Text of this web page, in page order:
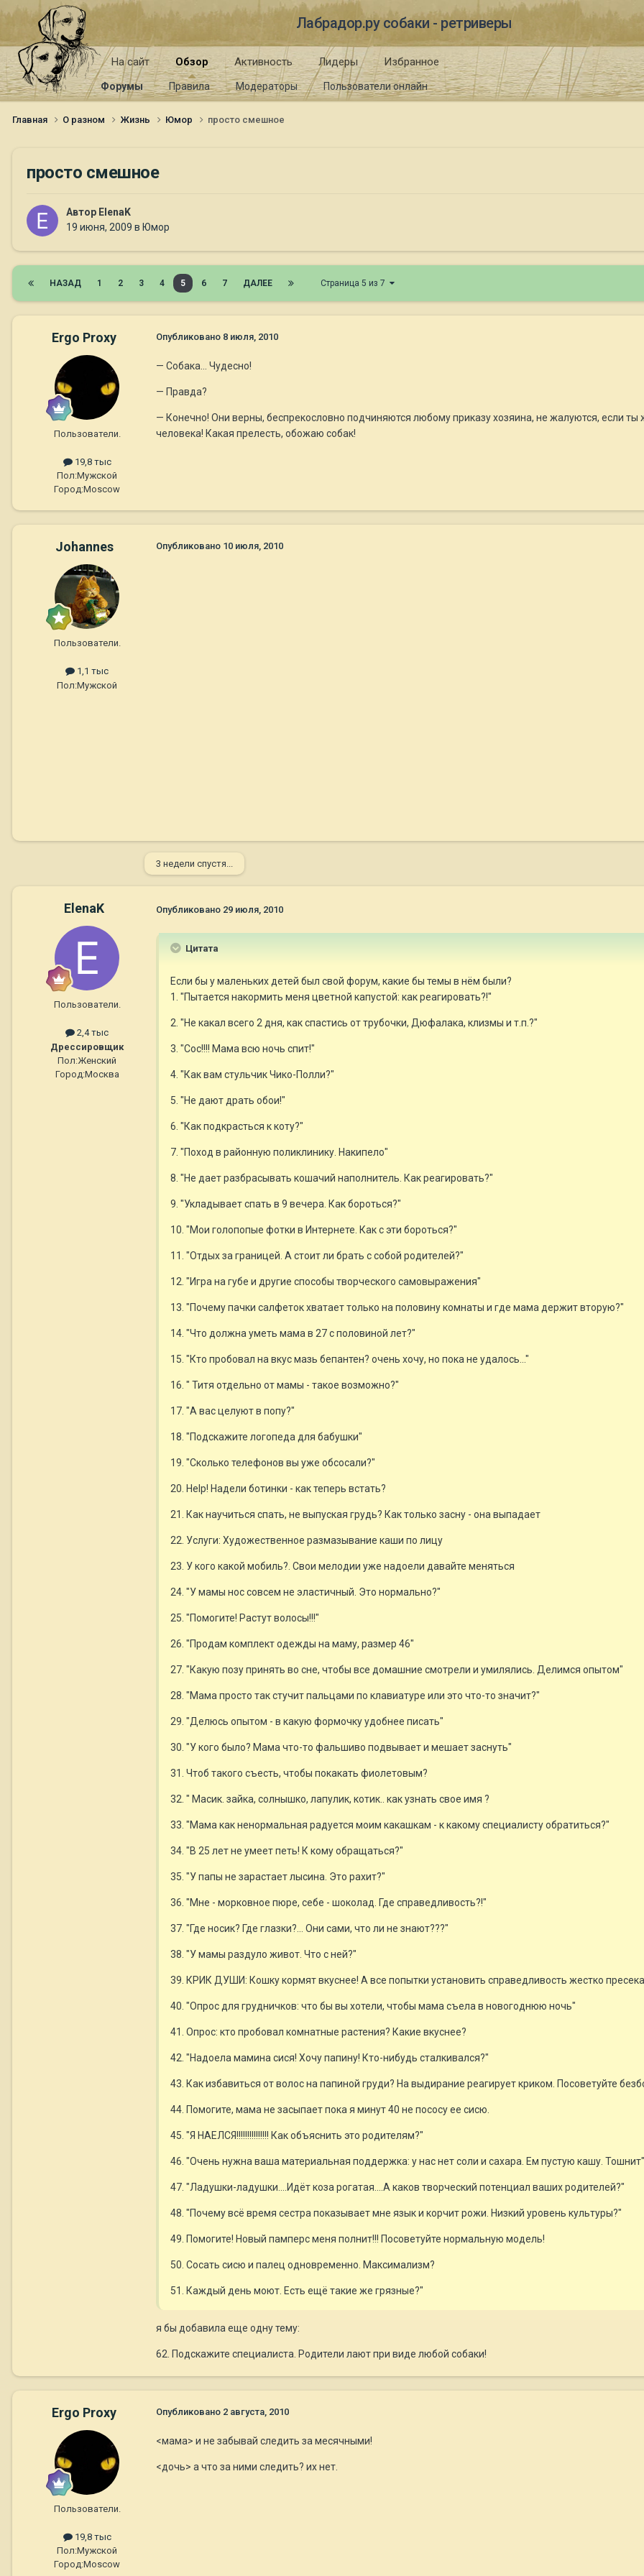
Лабрадор.ру собаки - ретриверы
На сайт Обзор
Форумы Правила Модераторы Пользователи онлайн
Активность Лидеры Избранное
Главная О разном Жизнь Юмор просто смешное
просто смешное
Автор ElenaK
19 июня, 2009 в Юмор
НАЗАД 1 2 3 4 5 6 7 ДАЛЕЕ Страница 5 из 7
Ergo Proxy
Пользователи.
19,8 тыс
Пол:Мужской
Город:Moscow
Опубликовано 8 июля, 2010
— Собака… Чудесно!
— Правда?
— Конечно! Они верны, беспрекословно подчиняются любому приказу хозяина, не жалуются, если
человека! Какая прелесть, обожаю собак!
Johannes
Пользователи.
1,1 тыс
Пол:Мужской
Опубликовано 10 июля, 2010
3 недели спустя...
ElenaK
Пользователи.
2,4 тыс
Дрессировщик
Пол:Женский
Город:Москва
Опубликовано 29 июля, 2010
Цитата
Если бы у маленьких детей был свой форум, какие бы темы в нём были?
1. "Пытается накормить меня цветной капустой: как реагировать?!"
2. "Не какал всего 2 дня, как спастись от трубочки, Дюфалака, клизмы и т.п.?"
3. "Сос!!!! Мама всю ночь спит!"
4. "Как вам стульчик Чико-Полли?"
5. "Не дают драть обои!"
6. "Как подкрасться к коту?"
7. "Поход в районную поликлинику. Накипело"
8. "Не дает разбрасывать кошачий наполнитель. Как реагировать?"
9. "Укладывает спать в 9 вечера. Как бороться?"
10. "Мои голопопые фотки в Интернете. Как с эти бороться?"
11. "Отдых за границей. А стоит ли брать с собой родителей?"
12. "Игра на губе и другие способы творческого самовыражения"
13. "Почему пачки салфеток хватает только на половину комнаты и где мама держит вторую?"
14. "Что должна уметь мама в 27 с половиной лет?"
15. "Кто пробовал на вкус мазь бепантен? очень хочу, но пока не удалось..."
16. " Титя отдельно от мамы - такое возможно?"
17. "А вас целуют в попу?"
18. "Подскажите логопеда для бабушки"
19. "Сколько телефонов вы уже обсосали?"
20. Help! Надели ботинки - как теперь встать?
21. Как научиться спать, не выпуская грудь? Как только засну - она выпадает
22. Услуги: Художественное размазывание каши по лицу
23. У кого какой мобиль?. Свои мелодии уже надоели давайте меняться
24. "У мамы нос совсем не эластичный. Это нормально?"
25. "Помогите! Растут волосы!!!"
26. "Продам комплект одежды на маму, размер 46"
27. "Какую позу принять во сне, чтобы все домашние смотрели и умилялись. Делимся опытом"
28. "Мама просто так стучит пальцами по клавиатуре или это что-то значит?"
29. "Делюсь опытом - в какую формочку удобнее писать"
30. "У кого было? Мама что-то фальшиво подвывает и мешает заснуть"
31. Чтоб такого съесть, чтобы покакать фиолетовым?
32. " Масик. зайка, солнышко, лапулик, котик.. как узнать свое имя ?
33. "Мама как ненормальная радуется моим какашкам - к какому специалисту обратиться?"
34. "В 25 лет не умеет петь! К кому обращаться?"
35. "У папы не зарастает лысина. Это рахит?"
36. "Мне - морковное пюре, себе - шоколад. Где справедливость?!"
37. "Где носик? Где глазки?... Они сами, что ли не знают???"
38. "У мамы раздуло живот. Что с ней?"
39. КРИК ДУШИ: Кошку кормят вкуснее! А все попытки установить справедливость жестко
40. "Опрос для грудничков: что бы вы хотели, чтобы мама съела в новогоднюю ночь"
41. Опрос: кто пробовал комнатные растения? Какие вкуснее?
42. "Надоела мамина сися! Хочу папину! Кто-нибудь сталкивался?"
43. Как избавиться от волос на папиной груди? На выдирание реагирует криком. Посоветуйте
44. Помогите, мама не засыпает пока я минут 40 не пососу ее сисю.
45. "Я НАЕЛСЯ!!!!!!!!!!!!!!! Как объяснить это родителям?"
46. "Очень нужна ваша материальная поддержка: у нас нет соли и сахара. Ем пустую кашу. Тошнит"
47. "Ладушки-ладушки....Идёт коза рогатая....А каков творческий потенциал ваших родителей?"
48. "Почему всё время сестра показывает мне язык и корчит рожи. Низкий уровень культуры?"
49. Помогите! Новый памперс меня полнит!!! Посоветуйте нормальную модель!
50. Сосать сисю и палец одновременно. Максимализм?
51. Каждый день моют. Есть ещё такие же грязные?"
я бы добавила еще одну тему:
62. Подскажите специалиста. Родители лают при виде любой собаки!
Ergo Proxy
Пользователи.
19,8 тыс
Пол:Мужской
Город:Moscow
Опубликовано 2 августа, 2010
<мама> и не забывай следить за месячными!
<дочь> а что за ними следить? их нет.